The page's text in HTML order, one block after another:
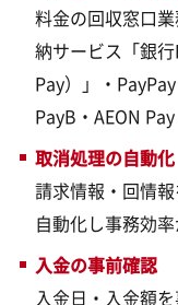
料金の回収窓口
納サービス「銀
Pay）」・
PayB・AEON
取消処理の自動化
請求情報・回情
自動化し事務効率
入金の事前確認
入金日・入金額